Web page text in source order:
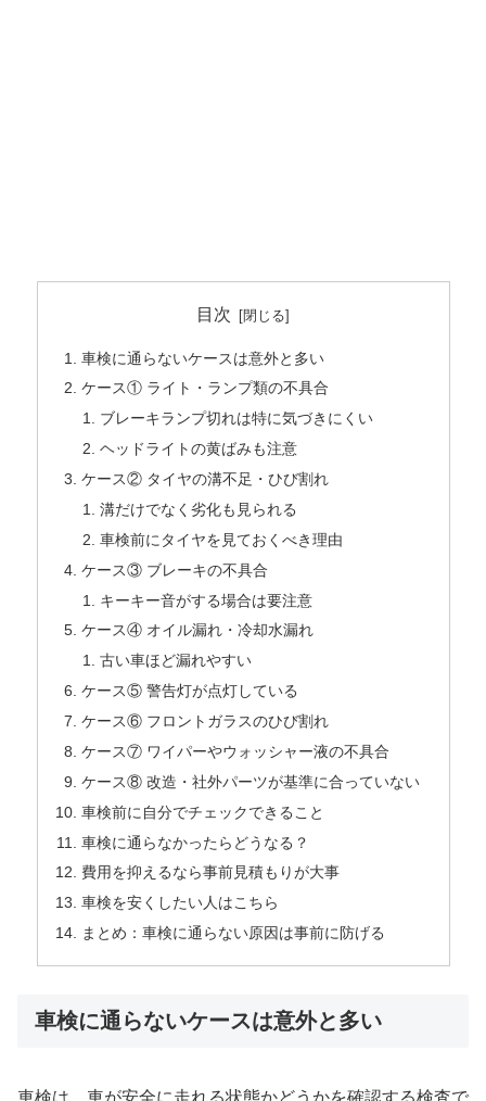
目次
車検に通らないケースは意外と多い
ケース① ライト・ランプ類の不具合
ブレーキランプ切れは特に気づきにくい
ヘッドライトの黄ばみも注意
ケース② タイヤの溝不足・ひび割れ
溝だけでなく劣化も見られる
車検前にタイヤを見ておくべき理由
ケース③ ブレーキの不具合
キーキー音がする場合は要注意
ケース④ オイル漏れ・冷却水漏れ
古い車ほど漏れやすい
ケース⑤ 警告灯が点灯している
ケース⑥ フロントガラスのひび割れ
ケース⑦ ワイパーやウォッシャー液の不具合
ケース⑧ 改造・社外パーツが基準に合っていない
車検前に自分でチェックできること
車検に通らなかったらどうなる？
費用を抑えるなら事前見積もりが大事
車検を安くしたい人はこちら
まとめ：車検に通らない原因は事前に防げる
車検に通らないケースは意外と多い